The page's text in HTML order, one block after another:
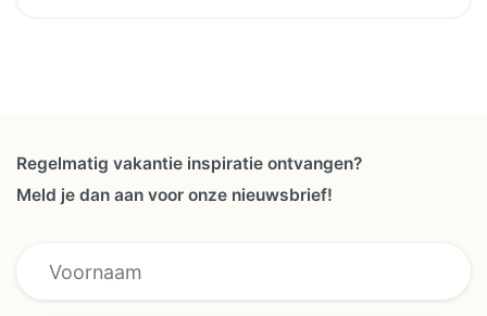
Regelmatig vakantie inspiratie ontvangen?
Meld je dan aan voor onze nieuwsbrief!